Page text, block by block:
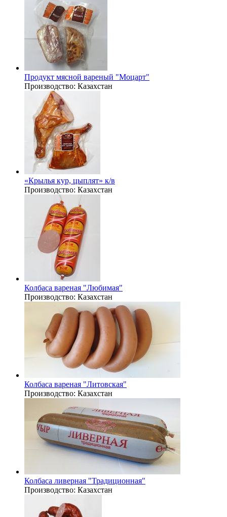
Продукт мясной вареный "Моцарт"
Производство: Казахстан
«Крылья кур, цыплят» к/в
Производство: Казахстан
Колбаса вареная "Любимая"
Производство: Казахстан
Колбаса вареная "Литовская"
Производство: Казахстан
Колбаса ливерная "Традиционная"
Производство: Казахстан